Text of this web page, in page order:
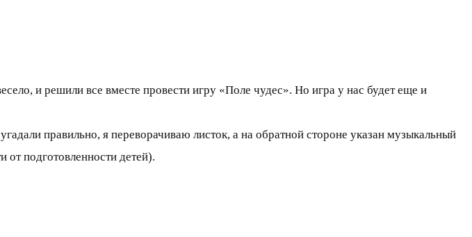
и решили все вместе провести игру «Поле чудес». Но игра у нас будет еще и
правильно, я переворачиваю листок, а на обратной стороне указан музыкальный
подготовленности детей).